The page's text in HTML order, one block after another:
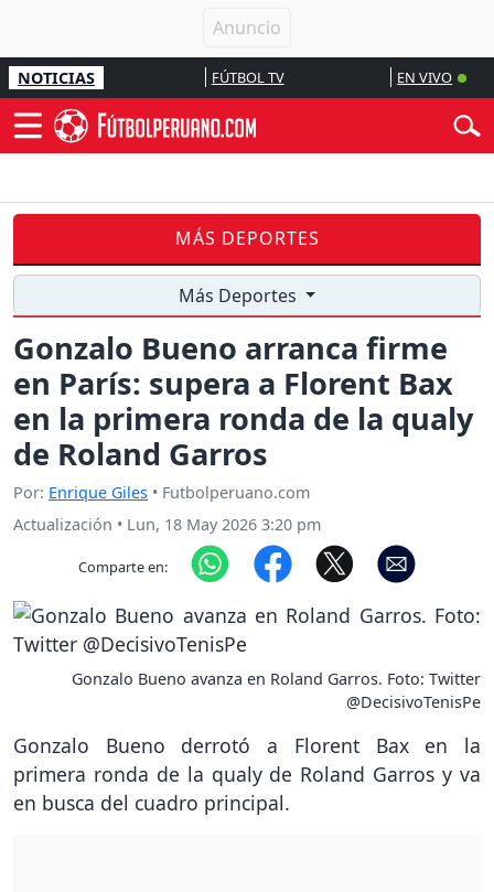
NOTICIAS FÚTBOL TV EN VIVO
MÁS DEPORTES
Más Deportes
Gonzalo Bueno arranca firme
en París: supera a Florent Bax
en la primera ronda de la qualy
de Roland Garros
Por: Enrique Giles • Futbolperuano.com
Actualización • Lun, 18 May 2026 3:20 pm
Comparte en:
Gonzalo Bueno avanza en Roland Garros. Foto: Twitter
@DecisivoTenisPe
Gonzalo Bueno derrotó a Florent Bax en la
primera ronda de la qualy de Roland Garros y va
en busca del cuadro principal.